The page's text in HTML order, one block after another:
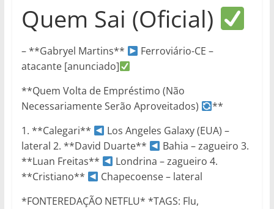
Quem Sai (Oficial)
– **Gabryel Martins**
Ferroviário-CE –
atacante [anunciado]
**Quem Volta de Empréstimo (Não
Necessariamente Serão Aproveitados)
**
1. **Calegari**
Los Angeles Galaxy (EUA) –
lateral 2. **David Duarte**
Bahia – zagueiro 3.
**Luan Freitas**
Londrina – zagueiro 4.
**Cristiano**
Chapecoense – lateral
*FONTEREDAÇÃO NETFLU* *TAGS: Flu,